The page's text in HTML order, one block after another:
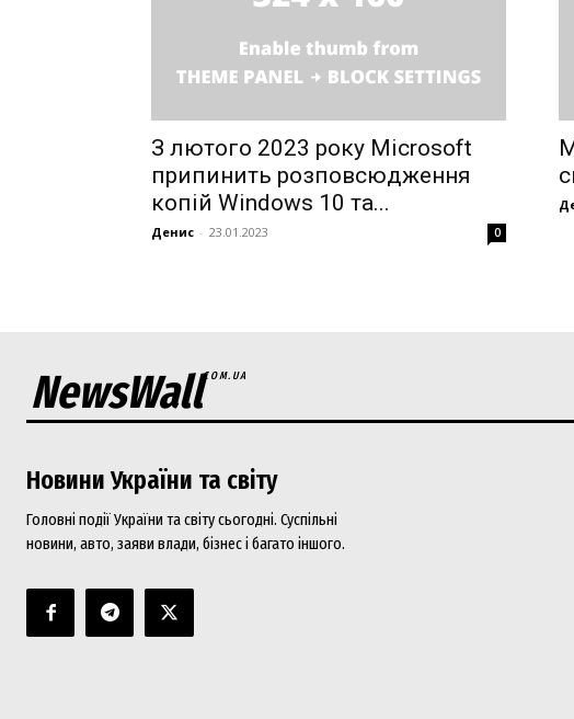
З лютого 2023 року Microsoft
припинить розповсюдження
копій Windows 10 та...
Денис - 23.01.2023 0
NewsWallCOM.UA
Новини України та світу
Головні події України та світу сьогодні. Суспільні
новини, авто, заяви влади, бізнес і багато іншого.